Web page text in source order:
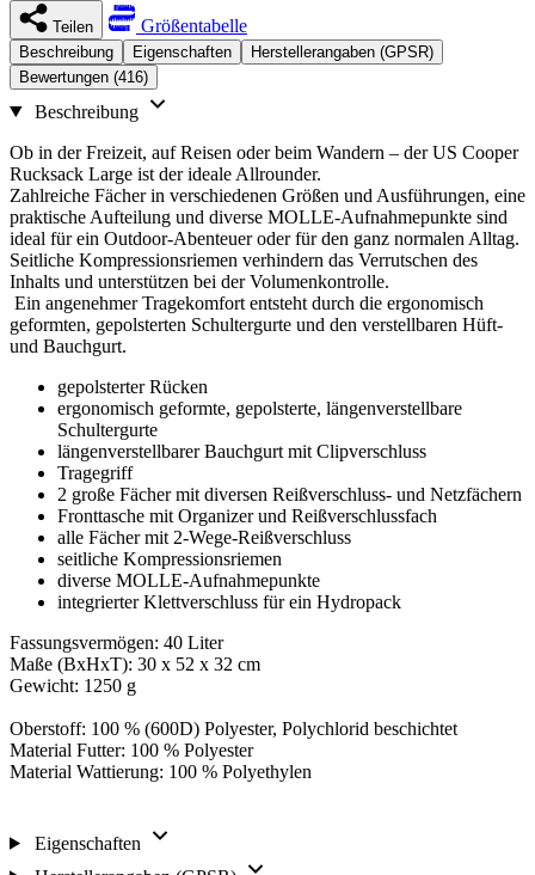
Teilen Größentabelle
Beschreibung Eigenschaften
Herstellerangaben (GPSR)
Bewertungen (416)
Beschreibung
Ob in der Freizeit, auf Reisen oder beim Wandern – der US Cooper
Rucksack Large ist der ideale Allrounder.
Zahlreiche Fächer in verschiedenen Größen und Ausführungen, eine
praktische Aufteilung und diverse MOLLE-Aufnahmepunkte sind
ideal für ein Outdoor-Abenteuer oder für den ganz normalen Alltag.
Seitliche Kompressionsriemen verhindern das Verrutschen des
Inhalts und unterstützen bei der Volumenkontrolle.
Ein angenehmer Tragekomfort entsteht durch die ergonomisch
geformten, gepolsterten Schultergurte und den verstellbaren Hüft-
und Bauchgurt.
gepolsterter Rücken
ergonomisch geformte, gepolsterte, längenverstellbare
Schultergurte
längenverstellbarer Bauchgurt mit Clipverschluss
Tragegriff
2 große Fächer mit diversen Reißverschluss- und Netzfächern
Fronttasche mit Organizer und Reißverschlussfach
alle Fächer mit 2-Wege-Reißverschluss
seitliche Kompressionsriemen
diverse MOLLE-Aufnahmepunkte
integrierter Klettverschluss für ein Hydropack
Fassungsvermögen: 40 Liter
Maße (BxHxT): 30 x 52 x 32 cm
Gewicht: 1250 g
Oberstoff: 100 % (600D) Polyester, Polychlorid beschichtet
Material Futter: 100 % Polyester
Material Wattierung: 100 % Polyethylen
Eigenschaften